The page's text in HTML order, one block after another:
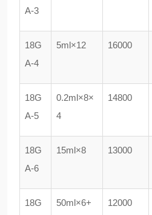
A-3
18G
A-4
5ml×12 16000
18G
A-5
0.2ml×8×
4
14800
18G
A-6
15ml×8 13000
18G 50ml×6+ 12000